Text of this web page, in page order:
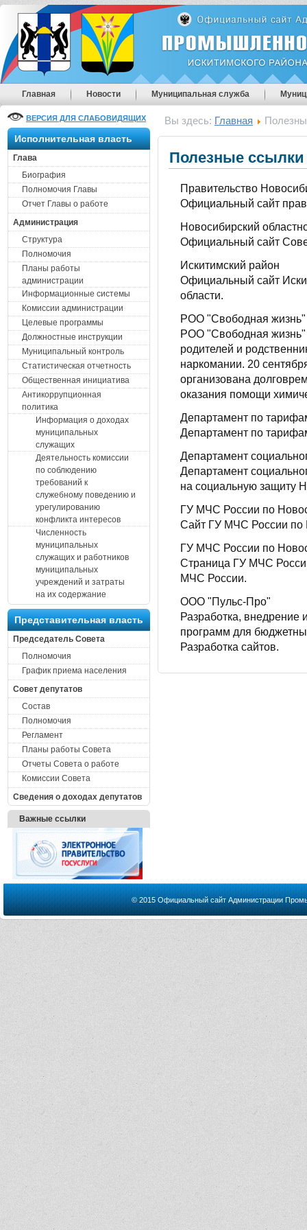
Главная Новости Муниципальная служба
ВЕРСИЯ ДЛЯ СЛАБОВИДЯЩИХ
Исполнительная власть
Глава
Биография
Полномочия Главы
Отчет Главы о работе
Администрация
Структура
Полномочия
Планы работы
администрации
Информационные системы
Комиссии администрации
Целевые программы
Должностные инструкции
Муниципальный контроль
Статистическая отчетность
Общественная инициатива
Антикоррупционная
политика
Информация о доходах
муниципальных
служащих
Деятельность комиссии
по соблюдению
требований к
служебному поведению и
урегулированию
конфликта интересов
Численность
муниципальных
служащих и работников
муниципальных
учреждений и затраты
на их содержание
Представительная власть
Председатель Совета
Полномочия
График приема населения
Совет депутатов
Состав
Полномочия
Регламент
Планы работы Совета
Отчеты Совета о работе
Комиссии Совета
Сведения о доходах депутатов
Важные ссылки
Вы здесь: Главная
Полезные ссылки
Правительство
Официальный сайт
Новосибирский
Официальный сайт
Искитимский район
Официальный сайт
области.
РОО "Свободная жизнь"
РОО "Свободная жизнь"
родителей и
наркомании. 20
организована
оказания помощи
Департамент по
Департамент по
Департамент
Департамент
на социальную защиту
ГУ МЧС России по
Сайт ГУ МЧС России по
ГУ МЧС России по
Страница ГУ МЧС
МЧС России.
ООО "Пульс-Про"
Разработка,
программ для
Разработка сайтов.
© 2015 Официальный сайт Администрации